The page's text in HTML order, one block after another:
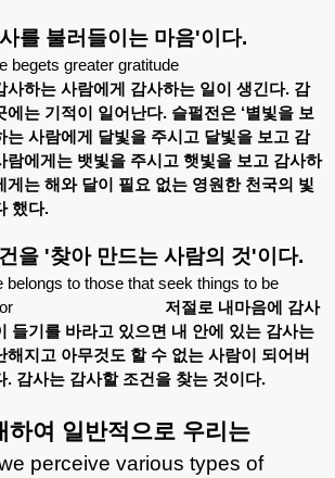
를 불러들이는 마음'이다.
begets greater gratitude
사하는 사람에게 감사하는 일이 생긴다. 감
에는 기적이 일어난다. 슬펄전은 ‘별빛을 보
는 사람에게 달빛을 주시고 달빛을 보고 감
람에게는 뱃빛을 주시고 햇빛을 보고 감사하
게는 해와 달이 필요 없는 영원한 천국의 빛
했다.
을 '찾아 만드는 사람의 것'이다.
belongs to those that seek things to be
저절로 내마음에
감사
들기를 바라고 있으면 내 안에 있는 감사는
해지고 아무것도 할 수 없는 사람이
되어버
. 감사는 감사할 조건을 찾는 것이다.
하여 일반적으로 우리는
perceive various types of